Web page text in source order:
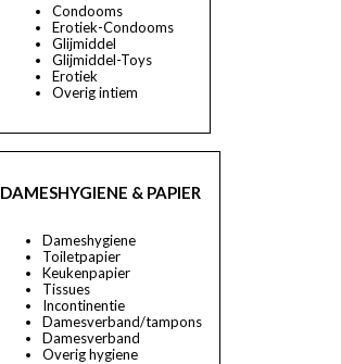
Condooms
Erotiek-Condooms
Glijmiddel
Glijmiddel-Toys
Erotiek
Overig intiem
DAMESHYGIENE & PAPIER
Dameshygiene
Toiletpapier
Keukenpapier
Tissues
Incontinentie
Damesverband/tampons
Damesverband
Overig hygiene